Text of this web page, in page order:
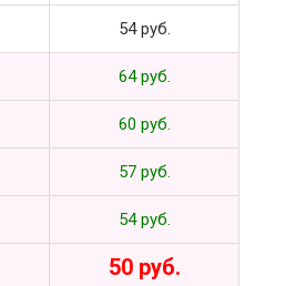
54 руб.
64 руб.
60 руб.
57 руб.
54 руб.
50 руб.